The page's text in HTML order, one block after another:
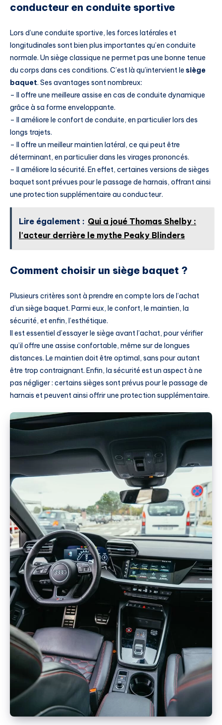
conducteur en conduite sportive
Lors d’une conduite sportive, les forces latérales et
longitudinales sont bien plus importantes qu’en conduite
normale. Un siège classique ne permet pas une bonne tenue
du corps dans ces conditions. C’est là qu’intervient le siège
baquet. Ses avantages sont nombreux:
– Il offre une meilleure assise en cas de conduite dynamique
grâce à sa forme enveloppante.
– Il améliore le confort de conduite, en particulier lors des
longs trajets.
– Il offre un meilleur maintien latéral, ce qui peut être
déterminant, en particulier dans les virages prononcés.
– Il améliore la sécurité. En effet, certaines versions de sièges
baquet sont prévues pour le passage de harnais, offrant ainsi
une protection supplémentaire au conducteur.
Lire également : Qui a joué Thomas Shelby :
l'acteur derrière le mythe Peaky Blinders
Comment choisir un siège baquet ?
Plusieurs critères sont à prendre en compte lors de l’achat
d’un siège baquet. Parmi eux, le confort, le maintien, la
sécurité, et enfin, l’esthétique.
Il est essentiel d’essayer le siège avant l’achat, pour vérifier
qu’il offre une assise confortable, même sur de longues
distances. Le maintien doit être optimal, sans pour autant
être trop contraignant. Enfin, la sécurité est un aspect à ne
pas négliger : certains sièges sont prévus pour le passage de
harnais et peuvent ainsi offrir une protection supplémentaire.